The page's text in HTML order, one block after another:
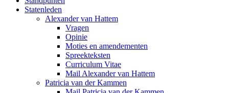
Statenleden
Alexander van Hattem
Vragen
Opinie
Moties en amendementen
Spreekteksten
Curriculum Vitae
Mail Alexander van Hattem
Patricia van der Kammen